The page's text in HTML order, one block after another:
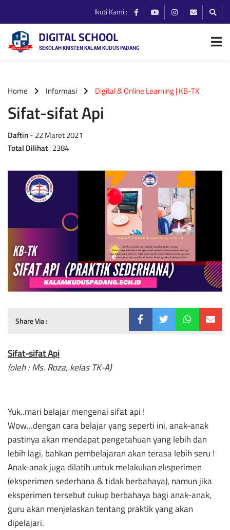
Ikuti Kami :
DIGITAL SCHOOL
SEKOLAH KRISTEN KALAM KUDUS PADANG
Home Informasi Digital & Online Learning | KB-TK
Sifat-sifat Api
Daftin- 22 Maret 2021
Total Dilihat: 2384
Share Via :
Sifat-sifat Api
(oleh : Ms. Roza, kelas TK-A)
Yuk..mari belajar mengenai sifat api !
Wow...dengan cara belajar yang seperti ini, anak-anak
pastinya akan mendapat pengetahuan yang lebih dan
lebih lagi, bahkan pembelajaran akan terasa lebih seru !
Anak-anak juga dilatih untuk melakukan eksperimen
(eksperimen sederhana & tidak berbahaya), namun jika
eksperimen tersebut cukup berbahaya bagi anak-anak,
guru akan menjelaskan tentang praktik yang akan
dipelajari.